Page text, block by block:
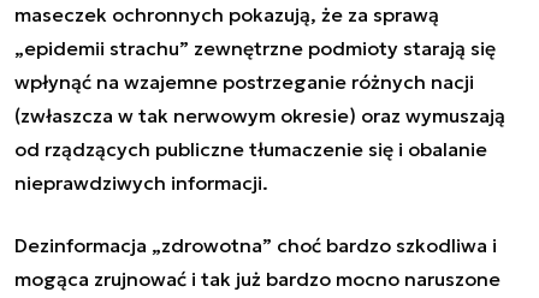
maseczek ochronnych pokazują, że za sprawą
„epidemii strachu” zewnętrzne podmioty starają się
wpłynąć na wzajemne postrzeganie różnych nacji
(zwłaszcza w tak nerwowym okresie) oraz wymuszają
od rządzących publiczne tłumaczenie się i obalanie
nieprawdziwych informacji.
Dezinformacja „zdrowotna” choć bardzo szkodliwa i
mogąca zrujnować i tak już bardzo mocno naruszone